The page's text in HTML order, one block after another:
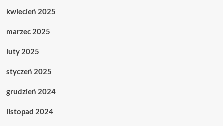
kwiecień 2025
marzec 2025
luty 2025
styczeń 2025
grudzień 2024
listopad 2024